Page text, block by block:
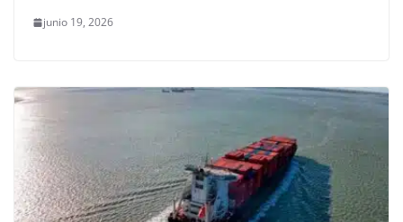
junio 19, 2026